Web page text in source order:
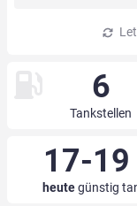
6
Tankstellen
17-19
heutegünstig